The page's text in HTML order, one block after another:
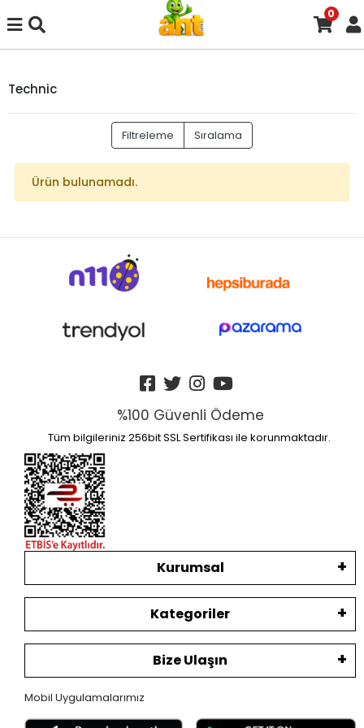
0
Technic
Filtreleme Sıralama
Ürün bulunamadı.
%100 Güvenli Ödeme
Tüm bilgileriniz 256bit SSL Sertifikası ile korunmaktadır.
Kurumsal
Kategoriler
Bize Ulaşın
Mobil Uygulamalarımız